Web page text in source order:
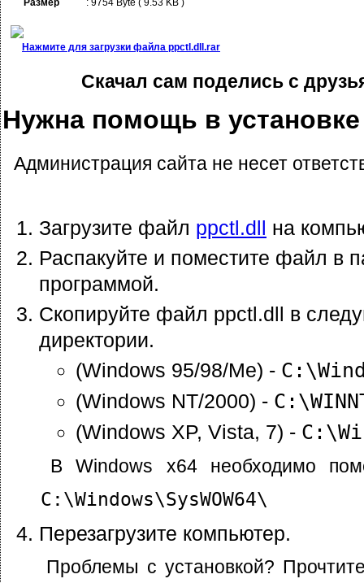
Размер
: 9754 Byte ( 9.53 KB )
Нажмите для загрузки файла ppctl.dll.rar
Скачал сам поделись с
Нужна помощь в
Администрация сайта не несет
Загрузите файл ppctl.dll на
Распакуйте и поместите файл в
программой.
Скопируйте файл ppctl.dll в
директории.
(Windows 95/98/Me) -
(Windows NT/2000) -
(Windows XP, Vista, 7) -
В Windows x64 необходимо
C:\Windows\SysWOW64\
Перезагрузите компьютер.
Проблемы с установкой?